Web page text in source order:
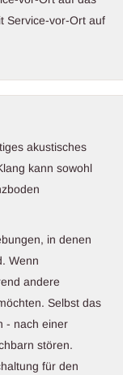
Service-vor-Ort auf
akustisches
kann sowohl
in denen
Wenn
andere
Selbst das
- nach einer
stören.
für den